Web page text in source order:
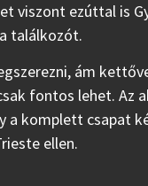
viszont ezúttal is
találkozót.
ám
fontos lehet. Az
a komplett csapat
ellen.